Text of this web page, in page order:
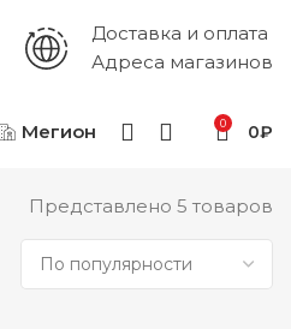
Доставка и оплата
Адреса магазинов
Мегион 0 0₽
Представлено 5 товаров